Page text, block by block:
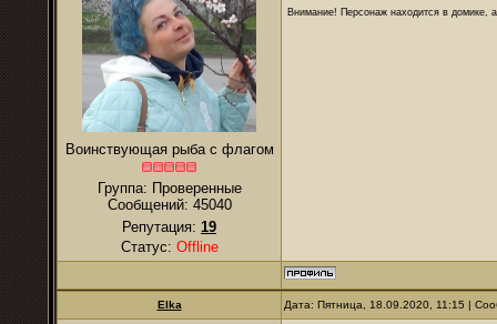
Воинствующая рыба с флагом
Группа: Проверенные
Сообщений: 45040
Репутация: 19
Статус: Offline
Внимание! Персонаж находится в домике,
Elka Дата: Пятница, 18.09.2020, 11:15 |